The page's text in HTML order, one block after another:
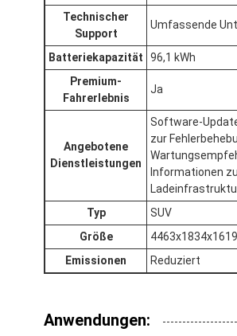
Technischer
Support
Umfassende
Batteriekapazität
96,1 kWh
Premium-
Fahrerlebnis
Ja
Angebotene
Dienstleistungen
Software-
zur
Informationen
Typ
SUV
Größe
Emissionen
Reduziert
Anwendungen: